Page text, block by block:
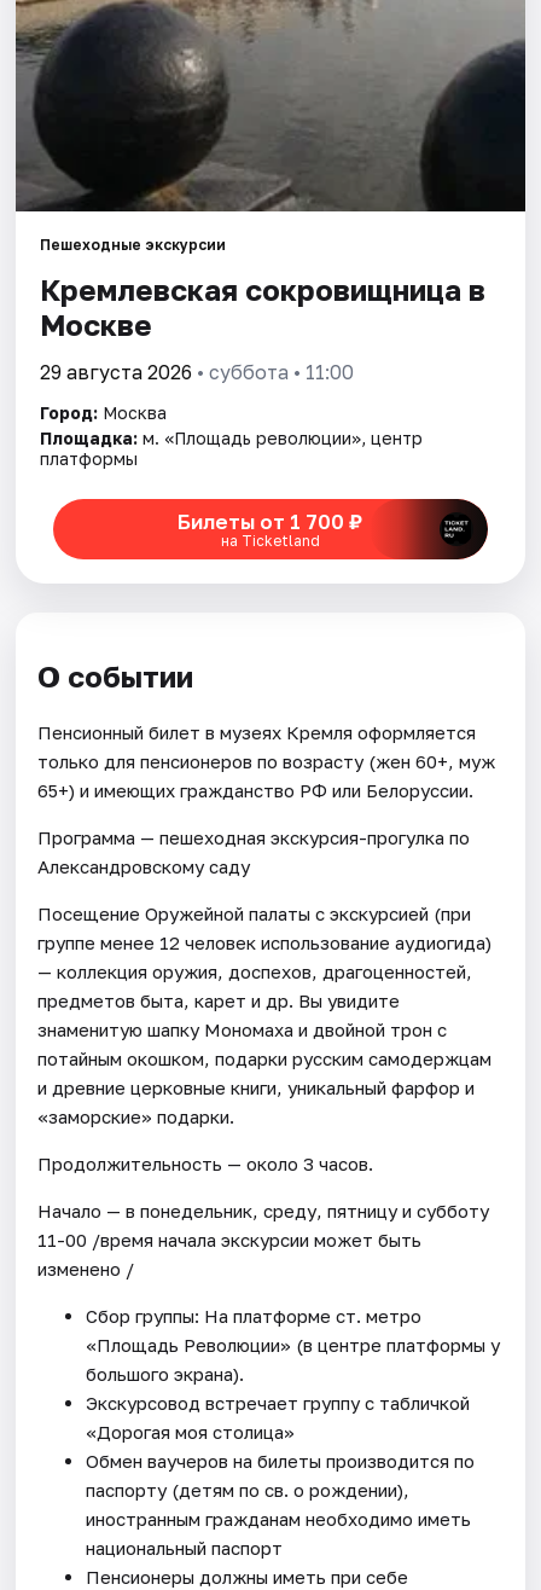
Города
Площадки
Артисты
Пешеходные экскурсии
Кремлевская сокровищница в
Москве
29 августа 2026 • суббота • 11:00
Город: Москва
Площадка: м. «Площадь революции», центр
платформы
Билеты от 1 700 ₽
на Ticketland
О событии
Пенсионный билет в музеях Кремля оформляется
только для пенсионеров по возрасту (жен 60+, муж
65+) и имеющих гражданство РФ или Белоруссии.
Программа — пешеходная экскурсия-прогулка по
Александровскому саду
Посещение Оружейной палаты с экскурсией (при
группе менее 12 человек использование аудиогида)
— коллекция оружия, доспехов, драгоценностей,
предметов быта, карет и др. Вы увидите
знаменитую шапку Мономаха и двойной трон с
потайным окошком, подарки русским самодержцам
и древние церковные книги, уникальный фарфор и
«заморские» подарки.
Продолжительность — около 3 часов.
Начало — в понедельник, среду, пятницу и субботу
11-00 /время начала экскурсии может быть
изменено /
Сбор группы: На платформе ст. метро
«Площадь Революции» (в центре платформы у
большого экрана).
Экскурсовод встречает группу с табличкой
«Дорогая моя столица»
Обмен ваучеров на билеты производится по
паспорту (детям по св. о рождении),
иностранным гражданам необходимо иметь
национальный паспорт
Пенсионеры должны иметь при себе